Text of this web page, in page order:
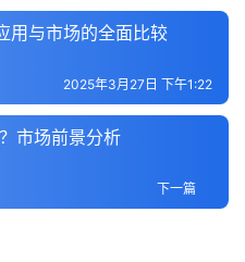
用与市场的全面比较
2025年3月27日 下午1:22
市场前景分析
下一篇